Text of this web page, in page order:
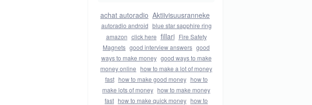
achat autoradio Aktiivisuusranneke
autoradio android blue star sapphire ring
amazon click here fillari Fire Safety
Magnets good interview answers good
ways to make money good ways to make
money online how to make a lot of money
fast how to make good money how to
make lots of money how to make money
fast how to make quick money how to